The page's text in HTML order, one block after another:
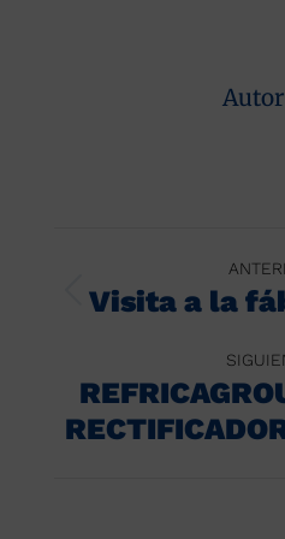
Navegación
entre
Visita a la